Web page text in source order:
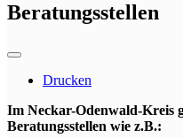
Beratungsstellen
Drucken
Im Neckar-Odenwald-Kreis
Beratungsstellen wie z.B.: